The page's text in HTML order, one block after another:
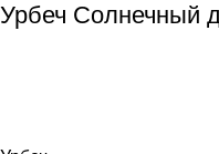
Урбеч Солнечный